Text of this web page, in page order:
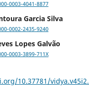
0003-4041-8877
Garcia Silva
0002-2435-9240
Lopes Galvão
0003-3899-711X
10.37781/